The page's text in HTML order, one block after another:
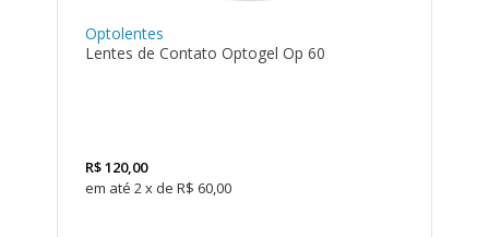
Optolentes
Lentes de Contato Optogel Op 60
R$120,00
2x de R$ 60,00